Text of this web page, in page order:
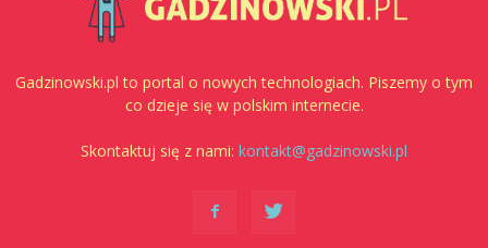
Gadzinowski.pl to portal o nowych technologiach. Piszemy o tym
co dzieje się w polskim internecie.
Skontaktuj się z nami: kontakt@gadzinowski.pl